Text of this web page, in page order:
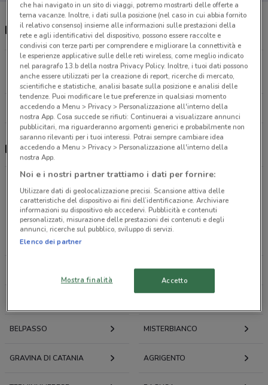
Negozi Franzy's a Enna
Via Benedetto Croce, 60 Caltanissetta
21.6 km
Tutti i negozi Franzy's
Franzy's , offerte e negozi
Offerte volantini e cataloghi per città nelle vicinanze
ENNA
BIANCAVILLA
BELPASSO MISTERBIANCO
GRAVINA DI CATANIA AGRIGENTO
che hai navigato in un sito di viaggi, potremo mostrarti delle offerte a
tema vacanze. Inoltre, i dati sulla posizione (nel caso in cui abbia fornito
il relativo consenso) insieme alle informazioni sulle prestazioni della
rete e agli identificativi del dispositivo, possono essere raccolte e
condivisi con terze parti per comprendere e migliorare la connettività e
le esperienze applicative sulle delle reti wireless, come meglio indicato
nel paragrafo 13.b della nostra Privacy Policy. Inoltre, i tuoi dati possono
anche essere utilizzati per la creazione di report, ricerche di mercato,
scientifiche e statistiche, analisi basate sulla posizione e analisi delle
tendenze. Puoi modificare le tue preferenze in qualsiasi momento
accedendo a Menu > Privacy > Personalizzazione all'interno della
nostra App. Cosa succede se rifiuti: Continuerai a visualizzare annunci
pubblicitari, ma riguarderanno argomenti generici e probabilmente non
saranno rilevanti per i tuoi interessi. Potrai sempre cambiare idea
accedendo a Menu > Privacy > Personalizzazione all'interno della
nostra App.
Noi e i nostri partner trattiamo i dati per fornire:
Utilizzare dati di geolocalizzazione precisi. Scansione attiva delle
caratteristiche del dispositivo ai fini dell’identificazione. Archiviare
informazioni su dispositivo e/o accedervi. Pubblicità e contenuti
personalizzati, misurazione delle prestazioni dei contenuti e degli
annunci, ricerche sul pubblico, sviluppo di servizi.
Elenco dei partner
Mostra finalità Accetto